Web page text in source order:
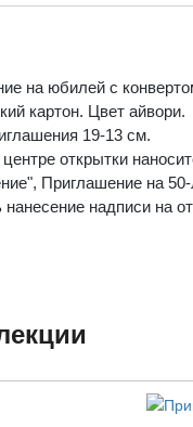
на юбилей с
картон. Цвет айвори.
19-13 см.
открытки
Приглашение на
надписи на